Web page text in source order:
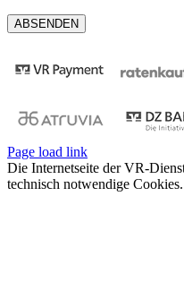
Page load link
Die Internetseite der VR-
technisch notwendige Cookies.